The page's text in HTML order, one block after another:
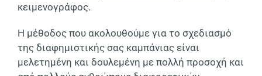
κειμενογράφος.
Η μέθοδος που ακολουθούμε για το σχεδιασμό
της διαφημιστικής σας καμπάνιας είναι
μελετημένη και δουλεμένη με πολλή προσοχή και